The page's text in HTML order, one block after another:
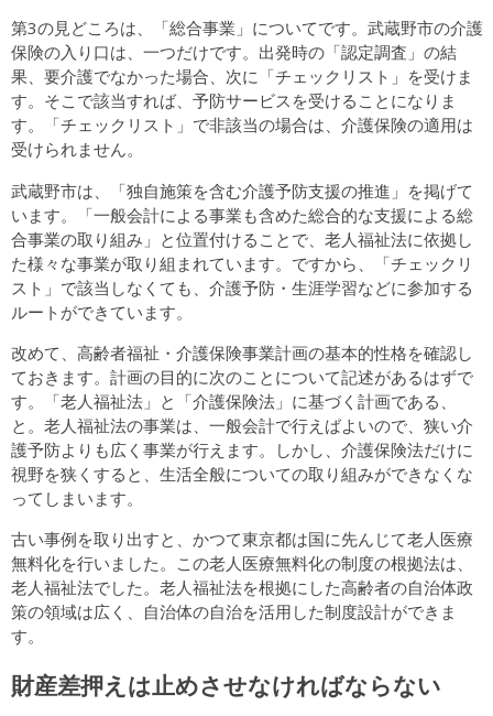
第3の見どころは、「総合事業」についてです。武蔵野市の介護
保険の入り口は、一つだけです。出発時の「認定調査」の結
果、要介護でなかった場合、次に「チェックリスト」を受けま
す。そこで該当すれば、予防サービスを受けることになりま
す。「チェックリスト」で非該当の場合は、介護保険の適用は
受けられません。
武蔵野市は、「独自施策を含む介護予防支援の推進」を掲げて
います。「一般会計による事業も含めた総合的な支援による総
合事業の取り組み」と位置付けることで、老人福祉法に依拠し
た様々な事業が取り組まれています。ですから、「チェックリ
スト」で該当しなくても、介護予防・生涯学習などに参加する
ルートができています。
改めて、高齢者福祉・介護保険事業計画の基本的性格を確認し
ておきます。計画の目的に次のことについて記述があるはずで
す。「老人福祉法」と「介護保険法」に基づく計画である、
と。老人福祉法の事業は、一般会計で行えばよいので、狭い介
護予防よりも広く事業が行えます。しかし、介護保険法だけに
視野を狭くすると、生活全般についての取り組みができなくな
ってしまいます。
古い事例を取り出すと、かつて東京都は国に先んじて老人医療
無料化を行いました。この老人医療無料化の制度の根拠法は、
老人福祉法でした。老人福祉法を根拠にした高齢者の自治体政
策の領域は広く、自治体の自治を活用した制度設計ができま
す。
財産差押えは止めさせなければならない